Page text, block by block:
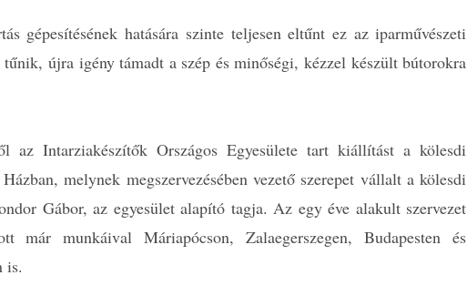
gépesítésének hatására szinte teljesen eltűnt ez az iparművészeti
újra igény támadt a szép és minőségi, kézzel készült bútorokra
az Intarziakészítők Országos Egyesülete tart kiállítást a kölesdi
melynek megszervezésében vezető szerepet vállalt a kölesdi
Gábor, az egyesület alapító tagja. Az egy éve alakult szervezet
már munkáival Máriapócson, Zalaegerszegen, Budapesten és
is.